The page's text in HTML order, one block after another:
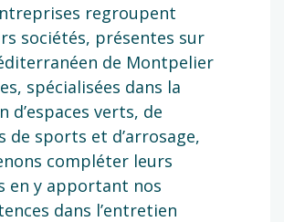
regroupent
sociétés, présentes sur
de Montpelier
spécialisées dans la
d’espaces verts, de
de sports et d’arrosage,
compléter leurs
en y apportant nos
dans l’entretien